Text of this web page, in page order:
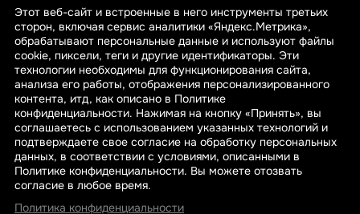
Пн-Пт с 9.00 до 18.00
Сб-Вс: выходной
Принимаем к оплате
© 2026 sarafanovo.com - Интернет-магазин "САРАФАНОВО"
специализируется на производстве, продаже тканей оптом и в
розницу с доставкой по Роcсии и СНГ.
Этот веб-сайт и встроенные в него инструменты третьих
сторон, включая сервис аналитики «Яндекс.Метрика»,
обрабатывают персональные данные и используют файлы
cookie, пиксели, теги и другие идентификаторы. Эти
технологии необходимы для функционирования сайта,
анализа его работы, отображения персонализированного
контента, итд, как описано в Политике
конфиденциальности. Нажимая на кнопку «Принять», вы
соглашаетесь с использованием указанных технологий и
подтверждаете свое согласие на обработку персональных
данных, в соответствии с условиями, описанными в
Политике конфиденциальности. Вы можете отозвать
согласие в любое время.
Политика конфиденциальности